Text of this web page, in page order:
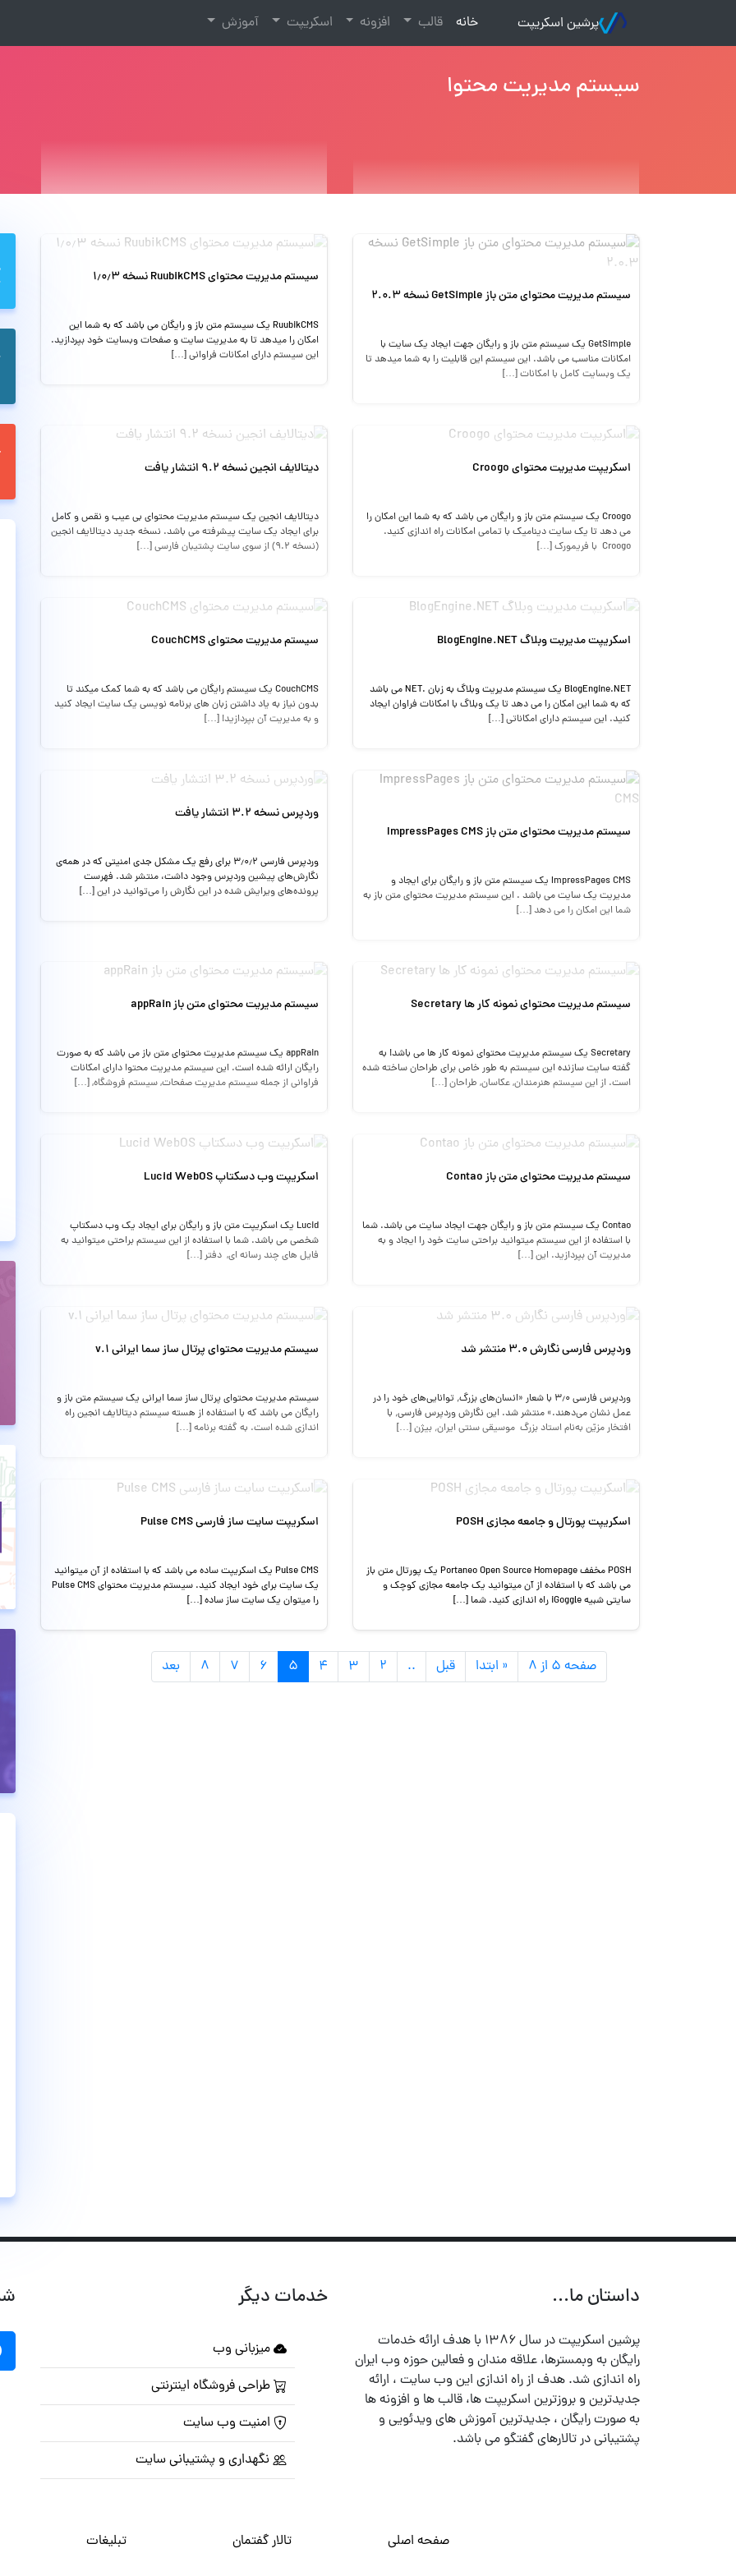
پرشین اسکریپت خانه
(current) قالب افزونه اسکریپت آموزش
سیستم مدیریت محتوا
سیستم مدیریت محتوای متن باز GetSimple نسخه 2.0.3
GetSimple یک سیستم متن باز و رایگان جهت ایجاد یک سایت با
امکانات مناسب می باشد. این سیستم این قابلیت را به شما میدهد تا
یک وبسایت کامل با امکانات […]
سیستم مدیریت محتوای RuubikCMS نسخه ۱٫۰٫۳
RuubikCMS یک سیستم متن باز و رایگان می باشد که به شما این
امکان را میدهد تا به مدیریت سایت و صفحات وبسایت خود بپردازید.
این سیستم دارای امکانات فراوانی […]
اسکریپت مدیریت محتوای Croogo
Croogo یک سیستم متن باز و رایگان می باشد که به شما این امکان را
می دهد تا یک سایت دینامیک با تمامی امکانات راه اندازی کنید.
Croogo با فریمورک […]
دیتالایف انجین نسخه ۹.۲ انتشار یافت
دیتالایف انجین یک سیستم مدیریت محتوای بی عیب و نقص و کامل
برای ایجاد یک سایت پیشرفته می باشد. نسخه جدید دیتالایف انجین
(نسخه ۹.۲) از سوی سایت پشتیبان فارسی […]
اسکریپت مدیریت وبلاگ BlogEngine.NET
BlogEngine.NET یک سیستم مدیریت وبلاگ به زبان .NET می باشد
که به شما این امکان را می دهد تا یک وبلاگ با امکانات فراوان ایجاد
کنید. این سیستم دارای امکاناتی […]
سیستم مدیریت محتوای CouchCMS
CouchCMS یک سیستم رایگان می باشد که به شما کمک میکند تا
بدون نیاز به یاد داشتن زبان های برنامه نویسی یک سایت ایجاد کنید
و به مدیریت آن بپردازید! […]
سیستم مدیریت محتوای متن باز ImpressPages CMS
ImpressPages CMS یک سیستم متن باز و رایگان برای ایجاد و
مدیریت یک سایت می باشد . این سیستم مدیریت محتوای متن باز به
شما این امکان را می دهد […]
وردپرس نسخه ۳.۲ انتشار یافت
وردپرس فارسی ۳٫۰٫۲ برای رفع یک مشکل جدی امنیتی که در همه‌ی
نگارش‌های پیشین وردپرس وجود داشت، منتشر شد. فهرست
پرونده‌های ویرایش شده در این نگارش را می‌توانید در این […]
سیستم مدیریت محتوای نمونه کار ها Secretary
Secretary یک سیستم مدیریت محتوای نمونه کار ها می باشد! به
گفته سایت سازنده این سیستم به طور خاص برای طراحان ساخته شده
است. از این سیستم هنرمندان, عکاسان, طراحان […]
سیستم مدیریت محتوای متن باز appRain
appRain یک سیستم مدیریت محتوای متن باز می باشد که به صورت
رایگان ارائه شده است. این سیستم مدیریت محتوا دارای امکانات
فراوانی از جمله سیستم مدیریت صفحات, سیستم فروشگاه, […]
سیستم مدیریت محتوای متن باز Contao
Contao یک سیستم متن باز و رایگان جهت ایجاد سایت می باشد. شما
با استفاده از این سیستم میتوانید براحتی سایت خود را ایجاد و به
مدیریت آن بپردازید. این […]
اسکریپت وب دسکتاپ Lucid WebOS
Lucid یک اسکریپت متن باز و رایگان برای ایجاد یک وب دسکتاپ
شخصی می باشد. شما با استفاده از این سیستم براحتی میتوانید به
فایل های چند رسانه ای, دفتر […]
وردپرس فارسی نگارش ۳.۰ منتشر شد
وردپرس فارسی ۳٫۰ با شعار «انسان‌های بزرگ٬ توانایی‌های خود را در
عمل نشان می‌دهند.» منتشر شد. این نگارش وردپرس فارسی٬ با
افتخار مزیّن به‌نام استاد بزرگ موسیقی سنتی ایران٬ بیژن […]
سیستم مدیریت محتوای پرتال ساز سما ایرانی v.1
سیستم مدیریت محتوای پرتال ساز سما ایرانی یک سیستم متن باز و
رایگان می باشد که با استفاده از هسته سیستم دیتالایف انجین راه
اندازی شده است. به گفته برنامه […]
اسکریپت پورتال و جامعه مجازی POSH
POSH مخفف Portaneo Open Source Homepage یک پورتال متن باز
می باشد که با استفاده از آن میتوانید یک جامعه مجازی کوچک و
سایتی شبیه iGoggle راه اندازی کنید. شما […]
اسکریپت سایت ساز فارسی Pulse CMS
Pulse CMS یک اسکریپت ساده می باشد که با استفاده از آن میتوانید
یک سایت برای خود ایجاد کنید. سیستم مدیریت محتوای Pulse CMS
را میتوان یک سایت ساز ساده […]
صفحه ۵ از ۸ « ابتدا قبل .. ۲ ۳ ۴ ۵ ۶ ۷ ۸ بعد
داستان ما...
پرشین اسکریپت در سال ۱۳۸۶ با هدف ارائه خدمات
رایگان به وبمسترها، علاقه مندان و فعالین حوزه وب ایران
راه اندازی شد. هدف از راه اندازی این وب سایت ، ارائه
جدیدترین و بروزترین اسکریپت ها، قالب ها و افزونه ها
به صورت رایگان ، جدیدترین آموزش های ویدئویی و
پشتیبانی در تالارهای گفتگو می باشد.
خدمات دیگر
میزبانی وب
طراحی فروشگاه اینترنتی
امنیت وب سایت
نگهداری و پشتیبانی سایت
صفحه اصلی تالار گفتمان تبلیغات